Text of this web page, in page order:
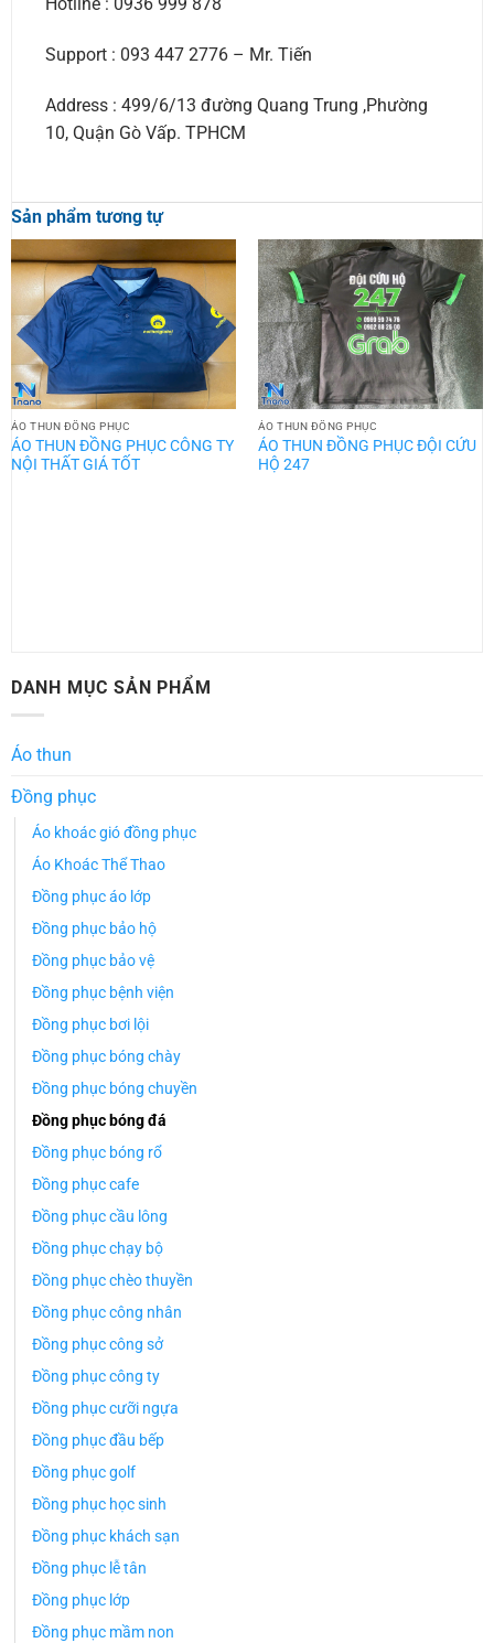
Support : 093 447 2776 – Mr. Tiến
Address : 499/6/13 đường Quang Trung ,Phường
10, Quận Gò Vấp. TPHCM
Sản phẩm tương tự
ÁO THUN ĐỒNG PHỤC
ÁO THUN ĐỒNG PHỤC CÔNG TY
NỘI THẤT GIÁ TỐT
ÁO THUN ĐỒNG PHỤC
ÁO THUN ĐỒNG PHỤC ĐỘI CỨU
HỘ 247
DANH MỤC SẢN PHẨM
Áo thun
Đồng phục
Áo khoác gió đồng phục
Áo Khoác Thể Thao
Đồng phục áo lớp
Đồng phục bảo hộ
Đồng phục bảo vệ
Đồng phục bệnh viện
Đồng phục bơi lội
Đồng phục bóng chày
Đồng phục bóng chuyền
Đồng phục bóng đá
Đồng phục bóng rổ
Đồng phục cafe
Đồng phục cầu lông
Đồng phục chạy bộ
Đồng phục chèo thuyền
Đồng phục công nhân
Đồng phục công sở
Đồng phục công ty
Đồng phục cưỡi ngựa
Đồng phục đầu bếp
Đồng phục golf
Đồng phục học sinh
Đồng phục khách sạn
Đồng phục lễ tân
Đồng phục lớp
Đồng phục mầm non